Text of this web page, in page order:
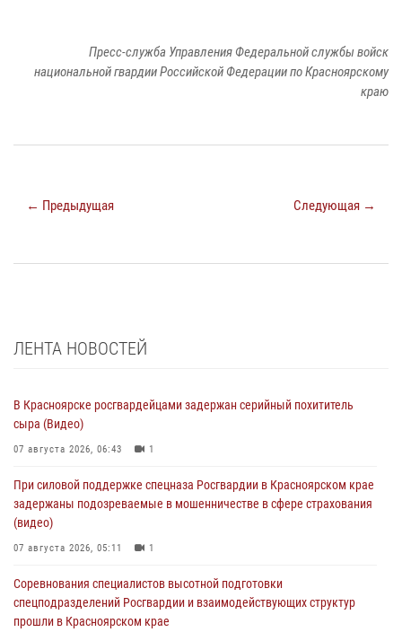
Пресс-служба Управления Федеральной службы войск
национальной гвардии Российской Федерации по Красноярскому
краю
← Предыдущая Следующая →
ЛЕНТА НОВОСТЕЙ
В Красноярске росгвардейцами задержан серийный похититель
сыра (Видео)
07 августа 2026, 06:43 1
При силовой поддержке спецназа Росгвардии в Красноярском крае
задержаны подозреваемые в мошенничестве в сфере страхования
(видео)
07 августа 2026, 05:11 1
Соревнования специалистов высотной подготовки
спецподразделений Росгвардии и взаимодействующих структур
прошли в Красноярском крае